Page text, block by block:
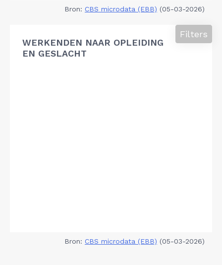
Bron: CBS microdata (EBB) (05-03-2026)
WERKENDEN NAAR OPLEIDING
EN GESLACHT
Filters
Bron: CBS microdata (EBB) (05-03-2026)